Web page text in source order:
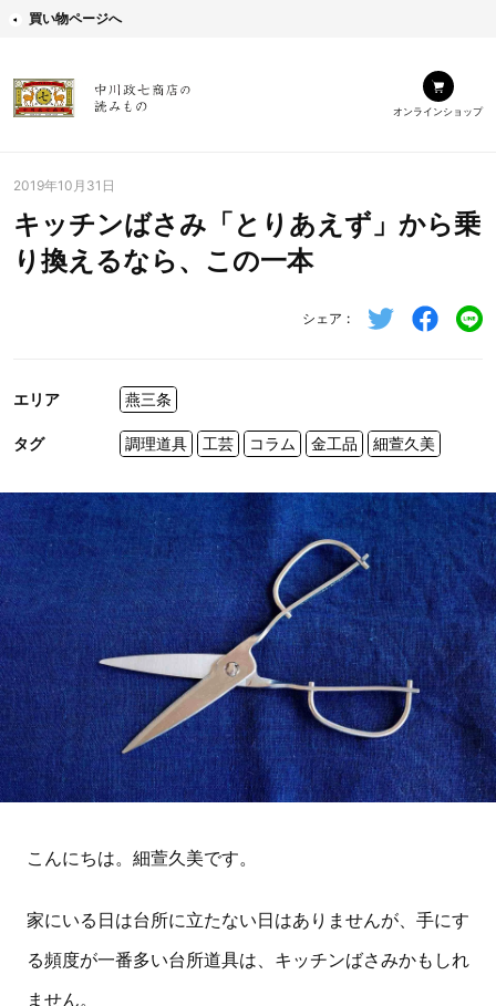
買い物ページへ
オンラインショップ
2019年10月31日
キッチンばさみ「とりあえず」から乗
り換えるなら、この一本
シェア
エリア 燕三条
タグ 調理道具 工芸 コラム 金工品 細萱久美
こんにちは。細萱久美です。
家にいる日は台所に立たない日はありませんが、手にす
る頻度が一番多い台所道具は、キッチンばさみかもしれ
ません。